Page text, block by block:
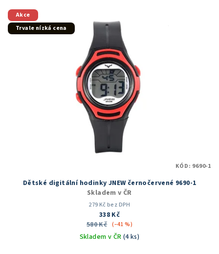
V
ý
p
Akce
Trvale nízká cena
Dětské digitální hodinky JNEW černočervené 9690-1
Skladem v ČR
279 Kč bez DPH
338 Kč
580 Kč (–41 %)
Skladem v ČR (4 ks)
KÓD: 9690-1